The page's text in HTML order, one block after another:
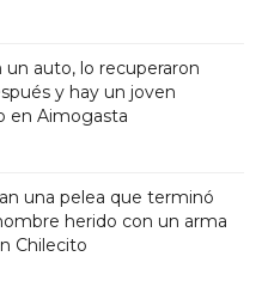
un auto, lo recuperaron
y hay un joven
en Aimogasta
una pelea que terminó
herido con un arma
Chilecito